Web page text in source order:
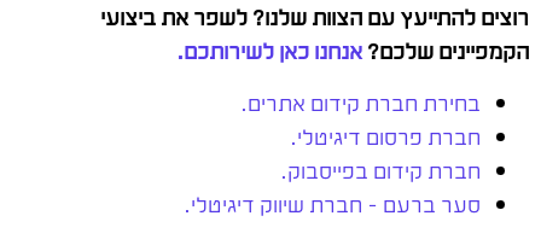
רוצים להתייעץ עם הצוות שלנו? לשפר את ביצועי
הקמפיינים שלכם?אנחנו כאן לשירותכם.
בחירת חברת קידום אתרים.
חברת פרסום דיגיטלי.
חברת קידום בפייסבוק.
סער ברעם – חברת שיווק דיגיטלי.